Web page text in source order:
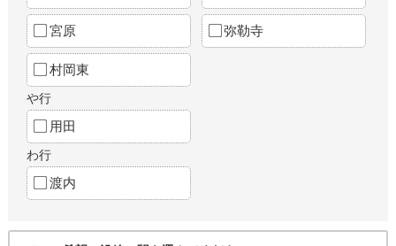
宮原 弥勒寺
村岡東
や行
用田
わ行
渡内